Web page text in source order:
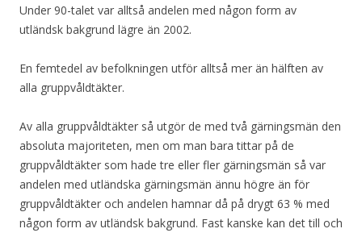
Under 90-talet var alltså andelen med någon form av
utländsk bakgrund lägre än 2002.
En femtedel av befolkningen utför alltså mer än hälften av
alla gruppvåldtäkter.
Av alla gruppvåldtäkter så utgör de med två gärningsmän den
absoluta majoriteten, men om man bara tittar på de
gruppvåldtäkter som hade tre eller fler gärningsmän så var
andelen med utländska gärningsmän ännu högre än för
gruppvåldtäkter och andelen hamnar då på drygt 63 % med
någon form av utländsk bakgrund. Fast kanske kan det till och